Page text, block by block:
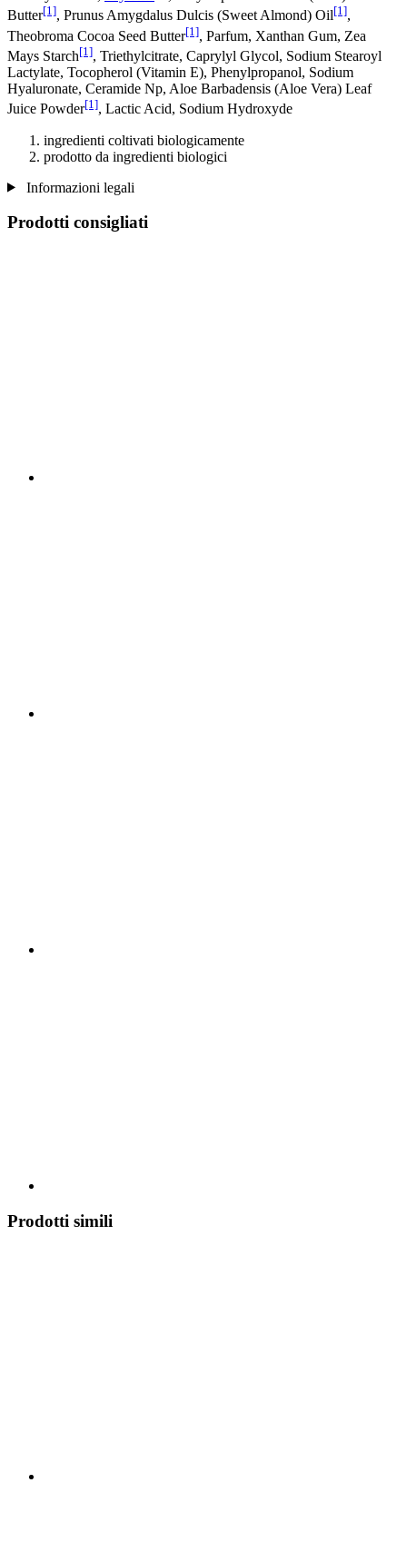
Butter[1], Prunus Amygdalus Dulcis (Sweet Almond) Oil[1],
Theobroma Cocoa Seed Butter[1], Parfum, Xanthan Gum, Zea
Mays Starch[1], Triethylcitrate, Caprylyl Glycol, Sodium Stearoyl
Lactylate, Tocopherol (Vitamin E), Phenylpropanol, Sodium
Hyaluronate, Ceramide Np, Aloe Barbadensis (Aloe Vera) Leaf
Juice Powder[1], Lactic Acid, Sodium Hydroxyde
ingredienti coltivati ​​biologicamente
prodotto da ingredienti biologici
Informazioni legali
Prodotti consigliati
Prodotti simili